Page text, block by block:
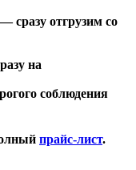
сразу отгрузим со
на
соблюдения
прайс-лист.